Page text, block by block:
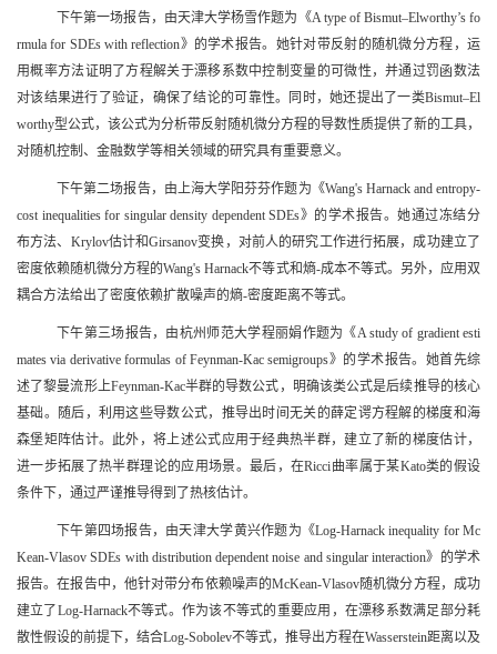
下午第一场报告，由天津大学杨雪作题为 《A type of Bismut–Elworthy’s fo
rmula for SDEs with reflection》 的学术报告。她针对带反射的随机微分方程，运
用概率方法证明了方程解关于漂移系数中控制变量的可微性，并通过罚函数法
对该结果进行了验证，确保了结论的可靠性。同时，她还提出了一类Bismut–El
worthy型公式，该公式为分析带反射随机微分方程的导数性质提供了新的工具，
对随机控制、金融数学等相关领域的研究具有重要意义。
下午第二场报告，由上海大学阳芬芬作题为《Wang's Harnack and entropy-
cost inequalities for singular density dependent SDEs》的学术报告。她通过冻结分
布方法、 Krylov估计和Girsanov变换，对前人的研究工作进行拓展，成功建立了
密度依赖随机微分方程的Wang's Harnack不等式和熵-成本不等式。另外，应用双
耦合方法给出了密度依赖扩散噪声的熵-密度距离不等式。
下午第三场报告，由杭州师范大学程丽娟作题为《A study of gradient esti
mates via derivative formulas of Feynman-Kac semigroups》的学术报告。她首先综
述了黎曼流形上Feynman-Kac半群的导数公式，明确该类公式是后续推导的核心
基础。随后，利用这些导数公式，推导出时间无关的薛定谔方程解的梯度和海
森堡矩阵估计。此外，将上述公式应用于经典热半群，建立了新的梯度估计，
进一步拓展了热半群理论的应用场景。最后，在Ricci曲率属于某Kato类的假设
条件下，通过严谨推导得到了热核估计。
下午第四场报告，由天津大学黄兴作题为《Log-Harnack inequality for Mc
Kean-Vlasov SDEs with distribution dependent noise and singular interaction》的学术
报告。在报告中，他针对带分布依赖噪声的McKean-Vlasov随机微分方程，成功
建立了 Log-Harnack不等式。作为该不等式的重要应用，在漂移系数满足部分耗
散性假设的前提下，结合Log-Sobolev不等式，推导出方程在Wasserstein距离以及